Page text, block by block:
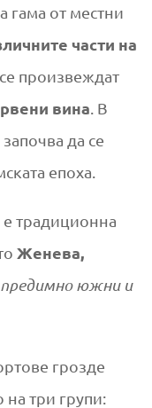
гама от местни
части на
произвеждат
вина . В
да се
епоха.
традиционна
Женева,
предимно южни и
грозде
на три групи: